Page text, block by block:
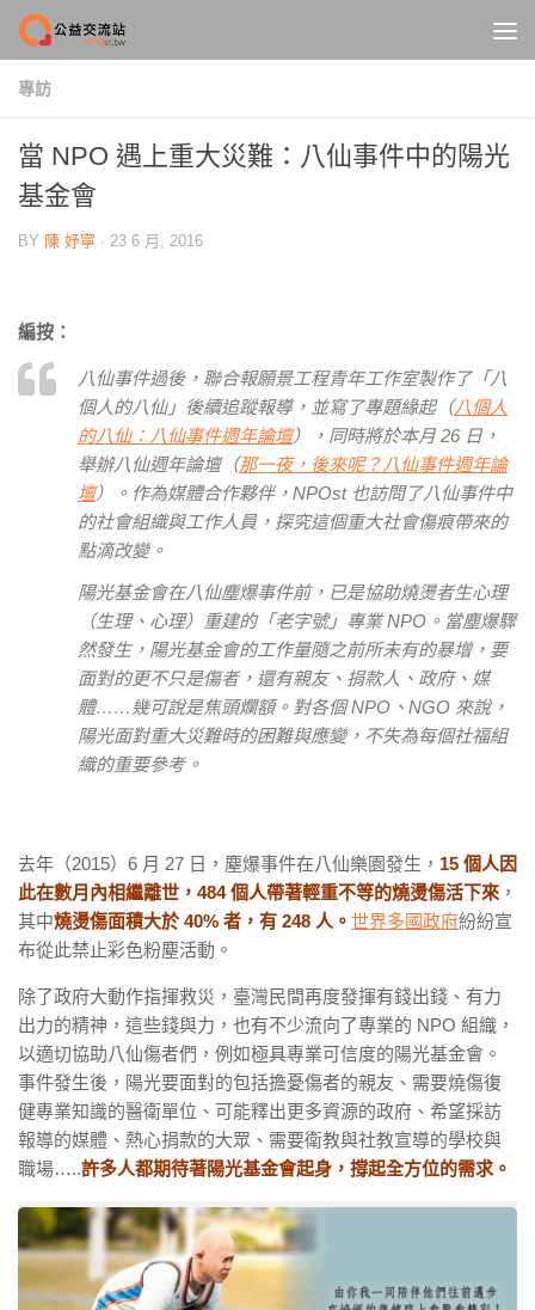
Skip to content
專訪
當 NPO 遇上重大災難：八仙事件中的陽光
基金會
BY 陳 妤寧 · 23 6 月, 2016
編按：
八仙事件過後，聯合報願景工程青年工作室製作了「八
個人的八仙」後續追蹤報導，並寫了專題緣起（八個人
的八仙：八仙事件週年論壇），同時將於本月 26 日，
舉辦八仙週年論壇（那一夜，後來呢？八仙事件週年論
壇）。作為媒體合作夥伴，NPOst 也訪問了八仙事件中
的社會組織與工作人員，探究這個重大社會傷痕帶來的
點滴改變。
陽光基金會在八仙塵爆事件前，已是協助燒燙者生心理
（生理、心理）重建的「老字號」專業 NPO。當塵爆驟
然發生，陽光基金會的工作量隨之前所未有的暴增，要
面對的更不只是傷者，還有親友、捐款人、政府、媒
體……幾可說是焦頭爛額。對各個 NPO、NGO 來說，
陽光面對重大災難時的困難與應變，不失為每個社福組
織的重要參考。
去年（2015）6 月 27 日，塵爆事件在八仙樂園發生， 15 個人因
此在數月內相繼離世，484 個人帶著輕重不等的燒燙傷活下來 ，
其中燒燙傷面積大於 40% 者，有 248 人。 世界多國政府紛紛宣
布從此禁止彩色粉塵活動。
除了政府大動作指揮救災，臺灣民間再度發揮有錢出錢、有力
出力的精神，這些錢與力，也有不少流向了專業的 NPO 組織，
以適切協助八仙傷者們，例如極具專業可信度的陽光基金會。
事件發生後，陽光要面對的包括擔憂傷者的親友、需要燒傷復
健專業知識的醫衛單位、可能釋出更多資源的政府、希望採訪
報導的媒體、熱心捐款的大眾、需要衛教與社教宣導的學校與
職場…..許多人都期待著陽光基金會起身，撐起全方位的需求。